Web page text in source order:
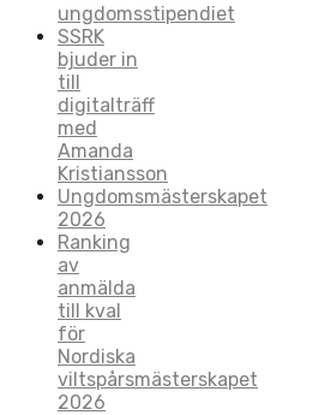
ungdomsstipendiet
SSRK
bjuder in
till
digitalträff
med
Amanda
Kristiansson
Ungdomsmästerskapet
2026
Ranking
av
anmälda
till kval
för
Nordiska
viltspårsmästerskapet
2026